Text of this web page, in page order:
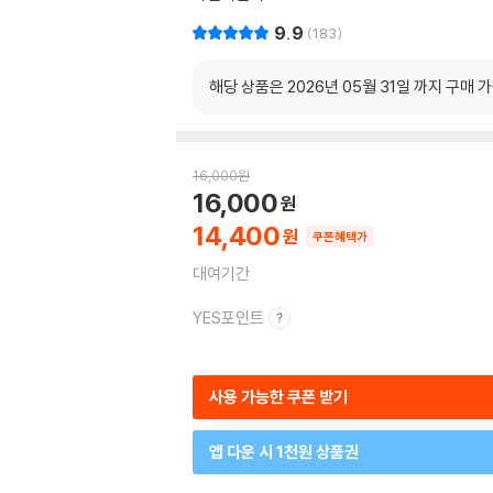
9.9 183
해당 상품은 2026년 05월 31일 까지 구매
16,000원
14,400
16,000
쿠폰혜택가
대여기간
YES포인트
사용 가능한 쿠폰 받기
앱 다운 시 1천원 상품권